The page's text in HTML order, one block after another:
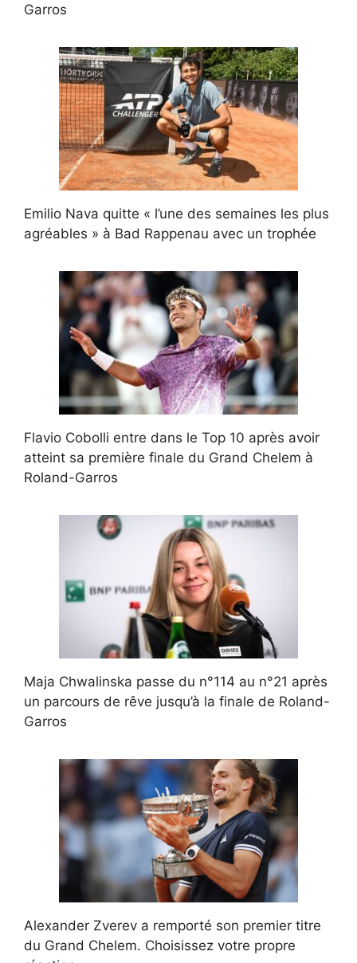
Garros
Emilio Nava quitte « l’une des semaines les plus
agréables » à Bad Rappenau avec un trophée
Flavio Cobolli entre dans le Top 10 après avoir
atteint sa première finale du Grand Chelem à
Roland-Garros
Maja Chwalinska passe du n°114 au n°21 après
un parcours de rêve jusqu’à la finale de Roland-
Garros
Alexander Zverev a remporté son premier titre
du Grand Chelem. Choisissez votre propre